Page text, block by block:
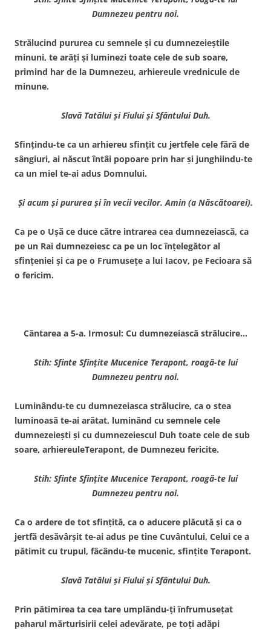
Dumnezeu pentru noi.
Strălucind pururea cu semnele şi cu dumnezeieştile
minuni, te arăţi şi luminezi toate cele de sub soare,
primind har de la Dumnezeu, arhiereule vrednicule de
minune.
Slavă Tatălui şi Fiului şi Sfântului Duh.
Sfinţindu-te ca un arhiereu sfinţit cu jertfele cele fără de
sângiuri, ai născut întâi popoare prin har şi junghiindu-te
ca un miel te-ai adus Domnului.
Şi acum şi pururea şi în vecii vecilor. Amin (a Născătoarei).
Ca pe o Uşă ce duce către intrarea cea dumnezeiască, ca
pe un Rai dumnezeiesc ca pe un loc înţelegător al
sfinţeniei şi ca pe o Frumuseţe a lui Iacov, pe Fecioara să
o fericim.
Cântarea a 5-a. Irmosul: Cu dumnezeiască strălucire…
Stih: Sfinte Sfinţite Mucenice Terapont, roagă-te lui
Dumnezeu pentru noi.
Luminându-te cu dumnezeiasca strălucire, ca o stea
luminoasă te-ai arătat, luminând cu semnele cele
dumnezeieşti şi cu dumnezeiescul Duh toate cele de sub
soare, arhiereuleTerapont, de Dumnezeu fericite.
Stih: Sfinte Sfinţite Mucenice Terapont, roagă-te lui
Dumnezeu pentru noi.
Ca o ardere de tot sfinţită, ca o aducere plăcută şi ca o
jertfă desăvârşit te-ai adus pe tine Cuvântului, Celui ce a
pătimit cu trupul, fâcându-te mucenic, sfinţite Terapont.
Slavă Tatălui şi Fiului şi Sfântului Duh.
Prin pătimirea ta cea tare umplându-ţi înfrumuseţat
paharul mărturisirii celei adevărate, pe toţi adăpi